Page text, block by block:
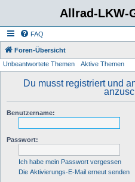
Allrad-LKW-
FAQ
Foren-Übersicht
Unbeantwortete Themen Aktive Themen
Du musst registriert und
Benutzername:
Passwort:
Ich habe mein Passwort vergessen
Die Aktivierungs-E-Mail erneut senden